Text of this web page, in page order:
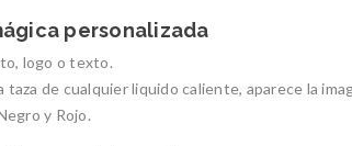
personalizada
logo o texto.
taza de cualquier liquido caliente, aparece la
y Rojo.